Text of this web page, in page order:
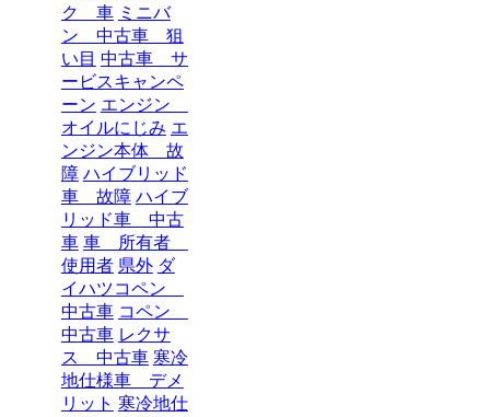
ク 車 ミニバ
ン 中古車 狙
い目 中古車 サ
ービスキャンペ
ーン エンジン
オイルにじみ エ
ンジン本体 故
障 ハイブリッド
車 故障 ハイブ
リッド車 中古
車 車 所有者
使用者 県外 ダ
イハツコペン
中古車 コペン
中古車 レクサ
ス 中古車 寒冷
地仕様車 デメ
リット 寒冷地仕